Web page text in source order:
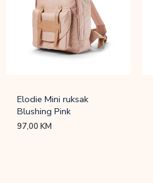
Elodie Mini ruksak
Blushing Pink
97,00KM